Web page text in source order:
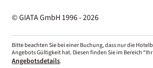
© GIATA GmbH 1996 - 2026
Bitte beachten Sie bei einer Buchung, dass nur die
Angebots Gültigkeit hat. Diesen finden Sie im Bereich
Angebotsdetails.